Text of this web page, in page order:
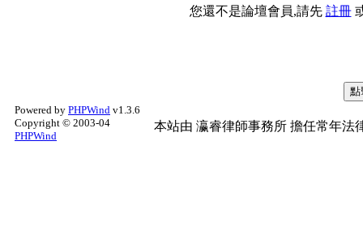
您還不是論壇會員,請先 註冊
Powered by PHPWind v1.3.6
Copyright © 2003-04
PHPWind
本站由 瀛睿律師事務所 擔任常年法